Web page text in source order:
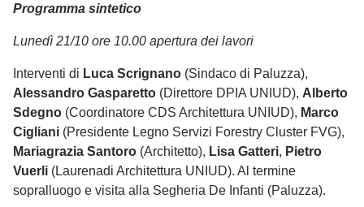
Programma sintetico
Lunedì 21/10 ore 10.00 apertura dei lavori
Interventi di Luca Scrignano (Sindaco di Paluzza),
Alessandro Gasparetto (Direttore DPIA UNIUD), Alberto
Sdegno (Coordinatore CDS Architettura UNIUD), Marco
Cigliani (Presidente Legno Servizi Forestry Cluster FVG),
Mariagrazia Santoro (Architetto), Lisa Gatteri, Pietro
Vuerli (Laurenadi Architettura UNIUD). Al termine
sopralluogo e visita alla Segheria De Infanti (Paluzza).